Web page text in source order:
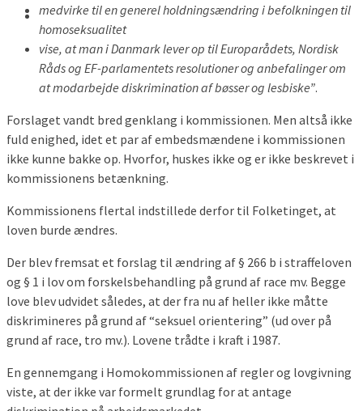
medvirke til en generel holdningsændring i befolkningen til
homoseksualitet
vise, at man i Danmark lever op til Europarådets, Nordisk
Råds og EF-parlamentets resolutioner og anbefalinger om
at modarbejde diskrimination af bøsser og lesbiske”.
Forslaget vandt bred genklang i kommissionen. Men altså ikke
fuld enighed, idet et par af embedsmændene i kommissionen
ikke kunne bakke op. Hvorfor, huskes ikke og er ikke beskrevet i
kommissionens betænkning.
Kommissionens flertal indstillede derfor til Folketinget, at
loven burde ændres.
Der blev fremsat et forslag til ændring af § 266 b i straffeloven
og § 1 i lov om forskelsbehandling på grund af race mv. Begge
love blev udvidet således, at der fra nu af heller ikke måtte
diskrimineres på grund af “seksuel orientering” (ud over på
grund af race, tro mv.). Lovene trådte i kraft i 1987.
En gennemgang i Homokommissionen af regler og lovgivning
viste, at der ikke var formelt grundlag for at antage